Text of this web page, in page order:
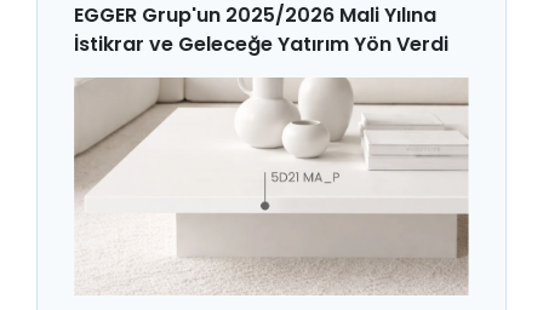
EGGER Grup'un 2025/2026 Mali Yılına
İstikrar ve Geleceğe Yatırım Yön Verdi